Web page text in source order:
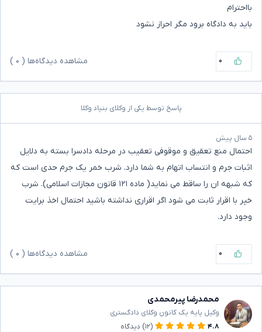
بااحترام
باید به دادگاه برود مگر احراز نشود
۰ مشاهده دیدگاه‌ها ( ۰
پاسخ توسط یکی از وکلای بنیاد وکلا
۵ سال پیش
احتمال منع تعقیق و موقوفی تعقیب در مرحله دادسرا بسته به دلایل
اثبات جرم و انتساب اتهام به شما دارد. شرب خمر یک جرم حدی است که
که شبهه ان را ساقط می نماید( ماده ۱۲۱ قانون مجازات اسلامی). شرب
خپر با اقرار ثابت می شود اگر اقراری نداشته باشید احتمال اخذ برایت
وجود دارد.
۰ مشاهده دیدگاه‌ها ( ۰
محمدرضا پیرمحمدی
وکیل پایه یک کانون وکلای دادگستری
۴.۸
(۱۲) دیدگاه